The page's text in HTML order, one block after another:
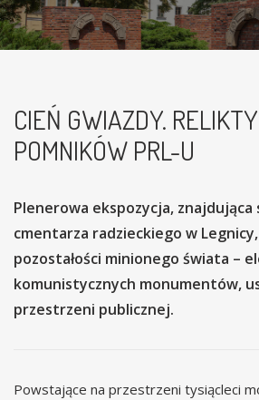
CIEŃ GWIAZDY.
POMNIKÓW PRL-U
Plenerowa ekspozycja, znajdująca
cmentarza radzieckiego w
pozostałości minionego świata –
komunistycznych monumentów,
przestrzeni publicznej.
Powstające na przestrzeni tysiącleci